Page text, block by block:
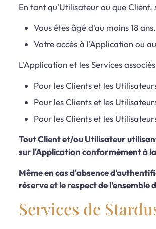
En tant qu'Utilisateur ou que Client,
Vous êtes âgé d'au moins 18 ans.
Votre accès à l'Application ou
L'Application et les Services
Pour les Clients et les
Pour les Clients et les
Pour les Clients et les
Tout Client et/ou Utilisateur
sur l'Application conformément à
Même en cas d'absence
réserve et le respect de l'ensemble
Services de